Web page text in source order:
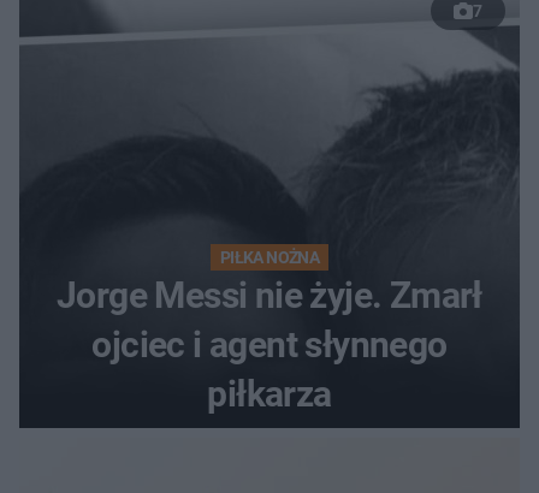
7
PIŁKA NOŻNA
Jorge Messi nie żyje. Zmarł
ojciec i agent słynnego
piłkarza